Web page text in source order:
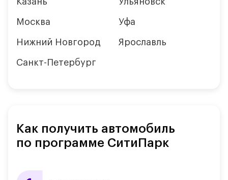
Москва
Нижний Новгород
Санкт-Петербург
Уфа
Ярославль
Как получить автомобиль
по программе СитиПарк